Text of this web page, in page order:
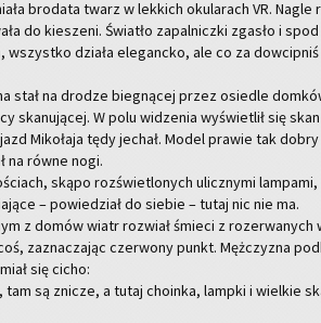
bro­da­ta twarz w lek­kich oku­la­rach VR.
do kie­sze­ni. Świa­tło za­pal­nicz­ki zga­sło i
wszyst­ko dzia­ła ele­ganc­ko, ale co za
stał na dro­dze bie­gną­cej przez osie­dle
ska­nu­ją­cej. W polu wi­dze­nia wy­świe­tlił się
Mi­ko­ła­ja tędy je­chał. Model pra­wie tak
na równe nogi.
skąpo roz­świe­tlo­nych ulicz­ny­mi
– po­wie­dział do sie­bie – tutaj nic nie ma.
z domów wiatr roz­wiał śmie­ci z
za­zna­cza­jąc czer­wo­ny punkt. Męż­czy­zna
się cicho:
tam są zni­cze, a tutaj cho­in­ka, lamp­ki i wiel­kie